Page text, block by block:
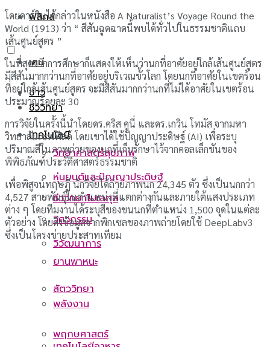
ฟิสิกส์
เคมี
ชีววิทยา
วิทยาศาสตร์สุขภาพ
ชีววิทยาโมเลกุล
วิวัฒนาการ
สัตววิทยา
พฤกษศาสตร์
ข่าว
เทคโนโลยี
หุ่นยนต์และปัญญาประดิษฐ์
วิศวกรรม
ยานพาหนะ
พลังงาน
โดยดาร์วินได้กล่าวในหนังสือ A Naturalist’s Voyage Round the
World (1913) ว่า “ สีสันฉูดฉาดนี้พบได้ทั่วไปในธรรมชาติแถบ
เส้นศูนย์สูตร ”
ในที่สุดจากการศึกษาก็แสดงให้เห็นว่านกที่อาศัยอยู่ใกล้เส้นศูนย์สูตร
มีสีสันมากกว่านกที่อาศัยอยู่บริเวณขั้วโลก โดยนกที่อาศัยในเขตร้อน
ที่อยู่ใกล้เส้นศูนย์สูตร จะมีสีสันมากกว่านกที่ไม่ได้อาศัยในเขตร้อน
ประมาณร้อยละ 30
การวิจัยในครั้งนี้นำโดยดร.คริส คูนี่ และดร.เกวิน โทมัส จากมหา
วิทยาลัยเชฟฟีลด์ โดยเขาได้ใช้ปัญญาประดิษฐ์ (AI) เพื่อระบุ
ปริมาณสีในภาพถ่ายของนกที่เก็บรักษาไว้จากคอลเล็กชันของ
พิพิธภัณฑ์ประวัติศาสตร์ธรรมชาติ
เพื่อพิสูจน์ทฤษฎี นักวิจัยได้ถ่ายภาพนก 24,345 ตัว ซึ่งเป็นนกกว่า
4,527 สายพันธุ์ในตําแหน่งที่แตกต่างกันและภายใต้แสงประเภท
ต่าง ๆ โดยทีมงานได้ระบุสีของขนนกที่ตำแหน่ง 1,500 จุดในแต่ละ
ตัวอย่าง โดยดึงข้อมูลจากพิกเซลของภาพถ่ายโดยใช้ DeepLabv3
ซึ่งเป็นโครงข่ายประสาทเทียม